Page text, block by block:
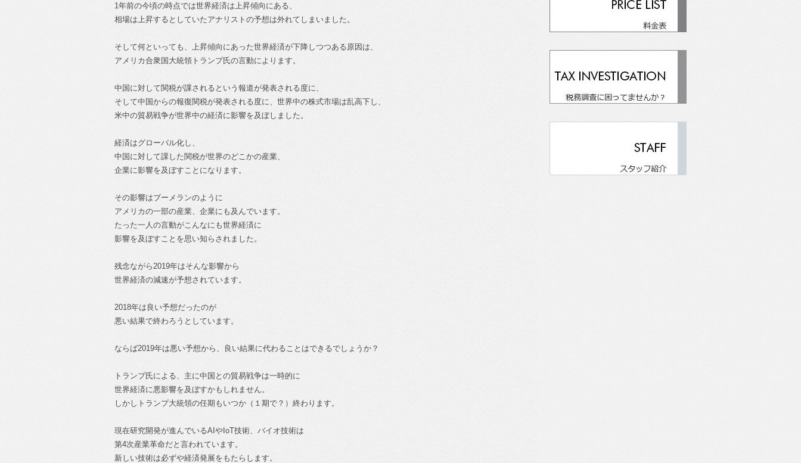
1年前の今頃の時点では世界経済は上昇傾向にある、
相場は上昇するとしていたアナリストの予想は外れてしまいました。
そして何といっても、上昇傾向にあった世界経済が下降しつつある原因は、
アメリカ合衆国大統領トランプ氏の言動によります。
中国に対して関税が課されるという報道が発表される度に、
そして中国からの報復関税が発表される度に、世界中の株式市場は乱高下し、
米中の貿易戦争が世界中の経済に影響を及ぼしました。
経済はグローバル化し、
中国に対して課した関税が世界のどこかの産業、
企業に影響を及ぼすことになります。
その影響はブーメランのように
アメリカの一部の産業、企業にも及んでいます。
たった一人の言動がこんなにも世界経済に
影響を及ぼすことを思い知らされました。
残念ながら2019年はそんな影響から
世界経済の減速が予想されています。
2018年は良い予想だったのが
悪い結果で終わろうとしています。
ならば2019年は悪い予想から、良い結果に代わることはできるでしょうか？
トランプ氏による、主に中国との貿易戦争は一時的に
世界経済に悪影響を及ぼすかもしれません。
しかしトランプ大統領の任期もいつか（１期で？）終わります。
現在研究開発が進んでいるAIやIoT技術、バイオ技術は
第4次産業革命だと言われています。
新しい技術は必ずや経済発展をもたらします。